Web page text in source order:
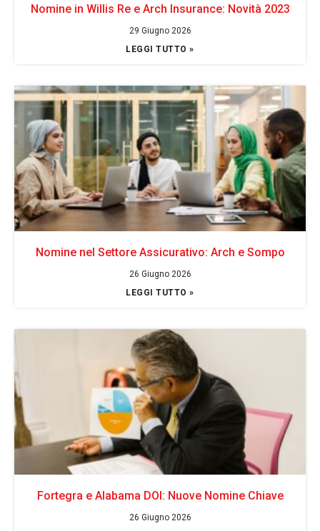
Nomine in Willis Re e Arch Insurance: Novità 2023
29 Giugno 2026
LEGGI TUTTO »
Nomine nel Settore Assicurativo: Arch e Sompo
26 Giugno 2026
LEGGI TUTTO »
Fortegra e Alabama DOI: Nuove Nomine Chiave
26 Giugno 2026